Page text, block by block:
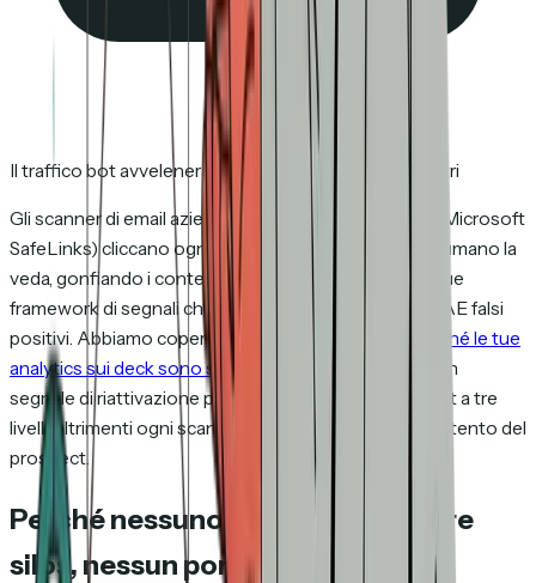
Il traffico bot avvelenerà questo segnale se non lo filtri
Gli scanner di email aziendali (Proofpoint, Mimecast, Microsoft
SafeLinks) cliccano ogni link in ogni email prima che l'umano la
veda, gonfiando i conteggi di apertura e clic. Qualunque
framework di segnali che non li filtri sta dando ai tuoi AE falsi
positivi. Abbiamo coperto il tema nel dettaglio in
perché le tue
analytics sui deck sono sbagliate
; in versione breve, un
segnale di riattivazione pulito richiede un filtraggio bot a tre
livelli, altrimenti ogni scansione SafeLinks sembrerà intento del
prospect.
Perché nessuno lo automatizza: tre
silos, nessun ponte